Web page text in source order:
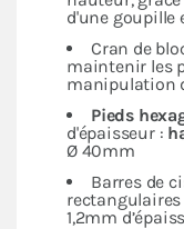
d'une goupille
Cran de
maintenir les
manipulation
Pieds
d'épaisseur :
Ø 40mm
Barres de
rectangulaires
1,2mm